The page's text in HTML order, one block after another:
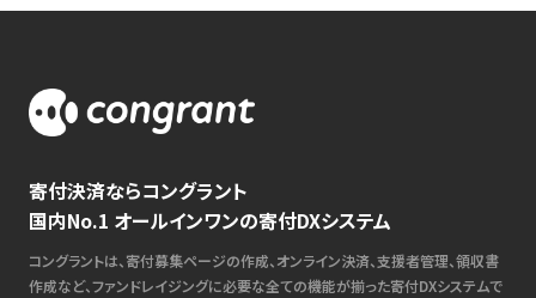
寄付決済ならコングラント
国内No.1 オールインワンの寄付DXシステム
コングラントは、寄付募集ページの作成、オンライン決済、支援者管理、領収書
作成など、ファンドレイジングに必要な全ての機能が揃った寄付DXシステムで